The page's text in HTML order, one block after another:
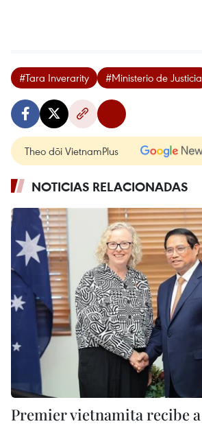
#Tara Inverarity #Ministerio de Justicia
Theo dõi VietnamPlus
NOTICIAS RELACIONADAS
Premier vietnamita recibe a